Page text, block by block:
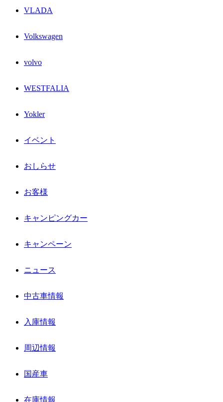
VLADA
Volkswagen
volvo
WESTFALIA
Yokler
イベント
おしらせ
お客様
キャンピングカー
キャンペーン
ニュース
中古車情報
入庫情報
周辺情報
国産車
在庫情報